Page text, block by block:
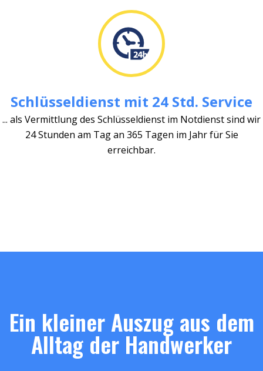
Schlüsseldienst mit 24 Std. Service
... als Vermittlung des Schlüsseldienst im Notdienst sind wir
24 Stunden am Tag an 365 Tagen im Jahr für Sie
erreichbar.
Ein kleiner Auszug aus dem
Alltag der Handwerker